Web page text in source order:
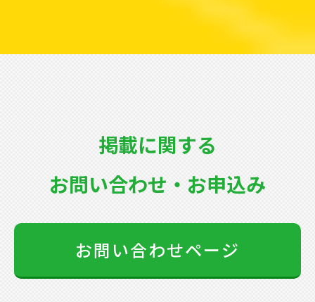
掲載に関する
お問い合わせ・お申込み
お問い合わせページ